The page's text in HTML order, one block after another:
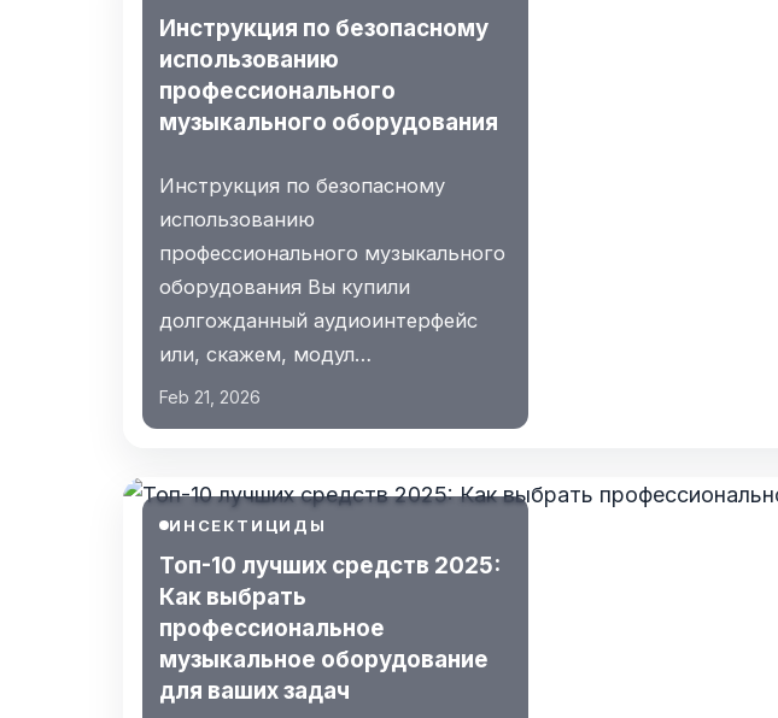
Инструкция по безопасному
использованию
профессионального
музыкального оборудования
Инструкция по безопасному
использованию
профессионального музыкального
оборудования Вы купили
долгожданный аудиоинтерфейс
или, скажем, модул…
Feb 21, 2026
ИНСЕКТИЦИДЫ
Топ-10 лучших средств 2025:
Как выбрать
профессиональное
музыкальное оборудование
для ваших задач